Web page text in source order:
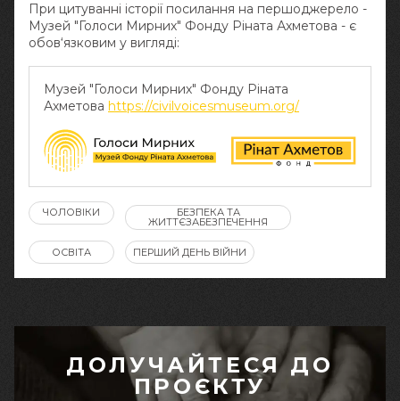
При цитуванні історії посилання на першоджерело -
Музей "Голоси Мирних" Фонду Ріната Ахметова - є
обов‘язковим у вигляді:
Музей "Голоси Мирних" Фонду Ріната
Ахметова https://civilvoicesmuseum.org/
ЧОЛОВІКИ БЕЗПЕКА ТА
ЖИТТЄЗАБЕЗПЕЧЕННЯ
ОСВІТА ПЕРШИЙ ДЕНЬ ВІЙНИ
ДОЛУЧАЙТЕСЯ ДО
ПРОЄКТУ